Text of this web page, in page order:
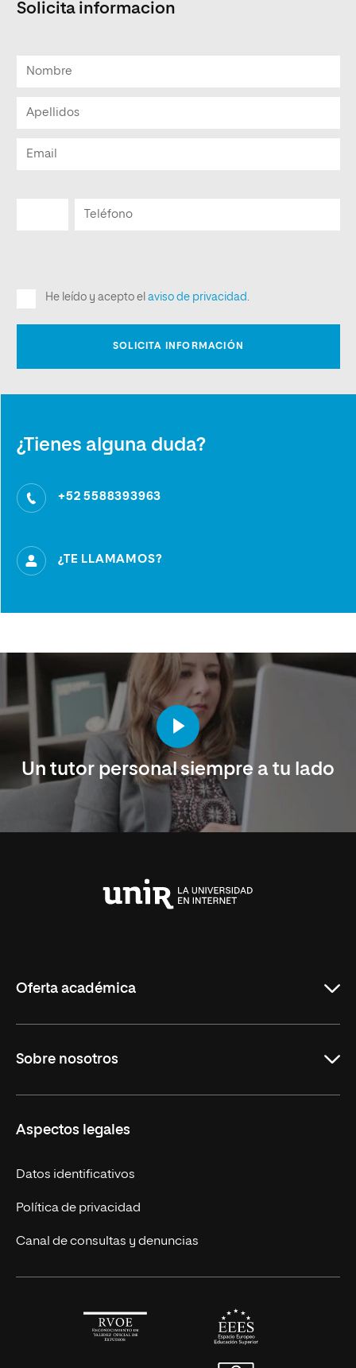
Solicita informacion
¿Tienes alguna duda?
+52 5588393963
¿TE LLAMAMOS?
Un tutor personal siempre a tu lado
Oferta académica
Licenciaturas en línea
Cursos Europeos
Títulos Americanos
Alianza Newman
Sobre nosotros
Nuestros alumnos
Únete a nosotros
Actualidad
Solicita información
Aspectos legales
Datos identificativos
Política de privacidad
Canal de consultas y denuncias